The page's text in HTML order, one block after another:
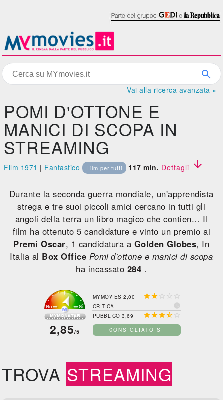
Vai alla ricerca avanzata »
POMI D'OTTONE E
MANICI DI SCOPA IN
STREAMING
Film 1971 | Fantastico Film per tutti 117 min. Dettagli 
Durante la seconda guerra mondiale, un'apprendista
strega e tre suoi piccoli amici cercano in tutti gli
angoli della terra un libro magico che contien... Il
film ha ottenuto 5 candidature e vinto un premio ai
Premi Oscar, 1 candidatura a Golden Globes, In
Italia al Box Office Pomi d'ottone e manici di scopa
ha incassato 284 .
2,85/5
MYMOVIES 2,00    
CRITICA 
PUBBLICO 3,69  
CONSIGLIATO SÌ
TROVA STREAMING